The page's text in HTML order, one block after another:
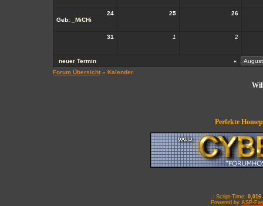
24
Geb:
_MiCHi
25 26
31 1 2
neuer Termin
«
Forum Übersicht» Kalender
Perfekte
.: Script-Time: 0,016
Powered by ASP-